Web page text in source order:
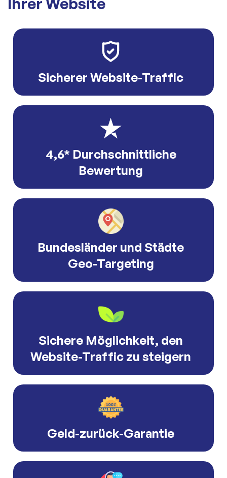
Sicherer Website-Traffic
4,6* Durchschnittliche
Bewertung
Bundesländer und Städte
Geo-Targeting
Sichere Möglichkeit, den
Website-Traffic zu steigern
Geld-zurück-Garantie